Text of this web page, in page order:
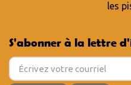
les
S'abonner à la lettre